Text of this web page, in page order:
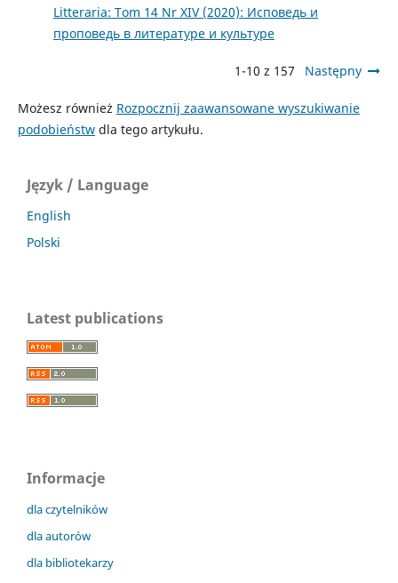
Litteraria: Tom 14 Nr XIV (2020): Исповедь и
проповедь в литературе и культуре
1-10 z 157 Następny
Możesz również Rozpocznij zaawansowane wyszukiwanie
podobieństwdla tego artykułu.
Język / Language
English
Polski
Latest publications
Informacje
dla czytelników
dla autorów
dla bibliotekarzy